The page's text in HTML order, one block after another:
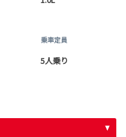
乗車定員
5人乗り